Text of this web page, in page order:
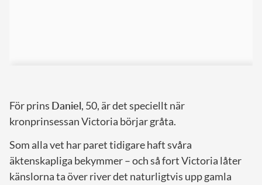
För prins Daniel, 50, är det speciellt när
kronprinsessan Victoria börjar gråta.
Som alla vet har paret tidigare haft svåra
äktenskapliga bekymmer – och så fort Victoria låter
känslorna ta över river det naturligtvis upp gamla